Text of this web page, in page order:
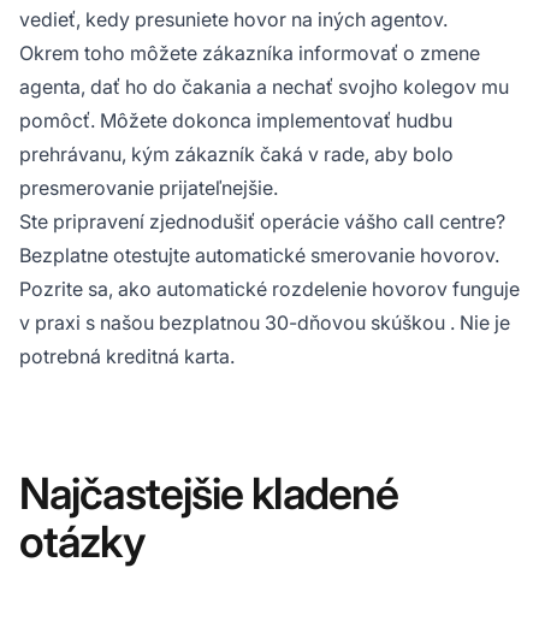
vedieť, kedy presuniete hovor na iných agentov.
Okrem toho môžete zákazníka informovať o zmene
agenta, dať ho do čakania a nechať svojho kolegov mu
pomôcť. Môžete dokonca implementovať hudbu
prehrávanu, kým zákazník čaká v rade, aby bolo
presmerovanie prijateľnejšie.
Ste pripravení zjednodušiť operácie vášho call centre?
Bezplatne otestujte automatické smerovanie hovorov.
Pozrite sa, ako automatické rozdelenie hovorov funguje
v praxi s našou bezplatnou 30-dňovou skúškou . Nie je
potrebná kreditná karta.
Najčastejšie kladené
otázky